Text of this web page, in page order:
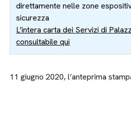
direttamente nelle zone
sicurezza
L’intera carta dei Servizi di
consultabile qui
11 giugno 2020, l’anteprima